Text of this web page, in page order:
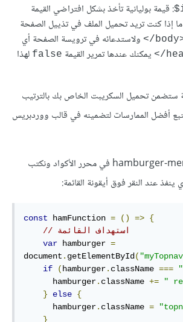
: قيمة بوليانية تأخذ بشكل افتراضي القيمة
إذا كنت تريد تحميل الملف في تذييل الصفحة
<‎/
ولاستدعائه في ترويسة الصفحة أي
يمكنك عندها تمرير القيمة false لهذا
ستضمن تحميل السكريبت الخاص بك بالترتيب
أفضل الممارسات لتضمينه في قالب ووردبريس
الآن نفتح الملف hamburger-menu.js في محرر الأكواد ونكتب
ينفذ عند النقر فوق أيقونة القائمة:
const hamFunction = () => {
// استهداف القائمة
var hamburger =
document . getElementById (
if
( hamburger. className ===
      hamburger
. className += "
}
else {
      hamburger
. className =
}